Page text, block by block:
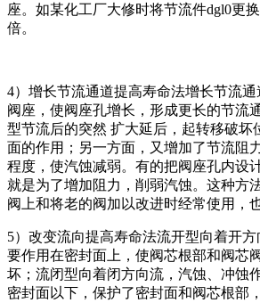
座。如某化工厂大修时将节流件dgl0更
倍。
4）增长节流通道提高寿命法增长节流
阀座，使阀座孔增长，形成更长的节流
型节流后的突然 扩大延后，起转移破坏
面的作用；另一方面，又增加了节流阻
程度，使汽蚀减弱。有的把阀座孔内设
就是为了增加阻力，削弱汽蚀。这种方
阀上和将老的阀加以改进时经常使用，
5）改变流向提高寿命法流开型向着开
要作用在密封面上，使阀芯根部和阀芯
坏；流闭型向着闭方向流，汽蚀、冲蚀
密封面以下，保护了密封面和阀芯根部